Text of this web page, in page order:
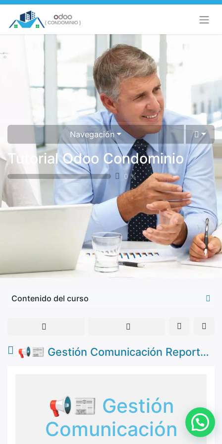
Navegación
Tutorial Odoo Condominio
0%
Contenido del curso
📢📰 Gestión Comunicación Reportes Condominio
📢📰 Gestión
Comunicación